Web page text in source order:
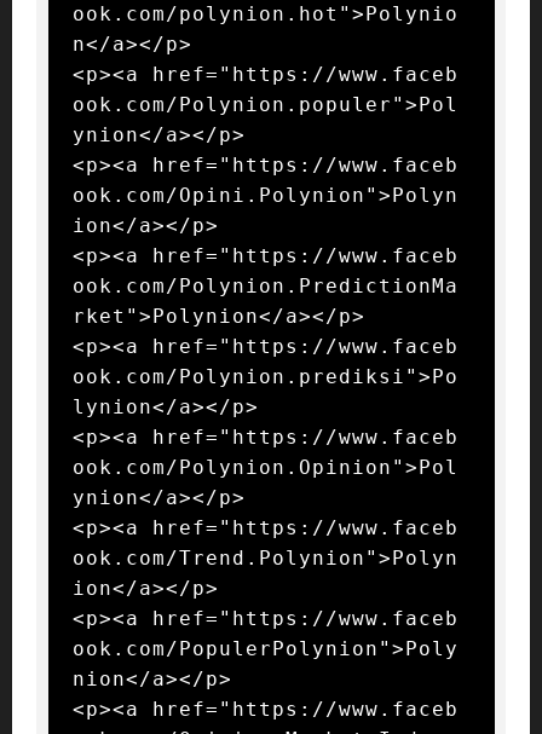
ook.com/polynion.hot">Polynio
n</a></p>
<p><a href="https://www.faceb
ook.com/Polynion.populer">Pol
ynion</a></p>
<p><a href="https://www.faceb
ook.com/Opini.Polynion">Polyn
ion</a></p>
<p><a href="https://www.faceb
ook.com/Polynion.PredictionMa
rket">Polynion</a></p>
<p><a href="https://www.faceb
ook.com/Polynion.prediksi">Po
lynion</a></p>
<p><a href="https://www.faceb
ook.com/Polynion.Opinion">Pol
ynion</a></p>
<p><a href="https://www.faceb
ook.com/Trend.Polynion">Polyn
ion</a></p>
<p><a href="https://www.faceb
ook.com/PopulerPolynion">Poly
nion</a></p>
<p><a href="https://www.faceb